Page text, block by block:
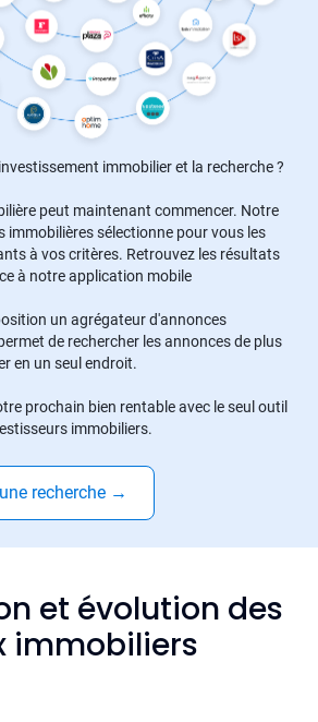
immobilier et la recherche ?
peut maintenant commencer. Notre
immobilières sélectionne pour vous les
à vos critères. Retrouvez les résultats
à notre application mobile
un agrégateur d'annonces
de rechercher les annonces de plus
en un seul endroit.
prochain bien rentable avec le seul outil
immobiliers.
recherche →
et évolution des
immobiliers